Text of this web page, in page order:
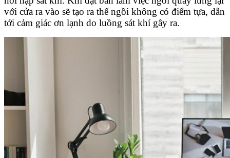
với cửa ra vào sẽ tạo ra thế ngồi không có điểm tựa, dẫn
tới cảm giác ơn lạnh do luồng sát khí gây ra.